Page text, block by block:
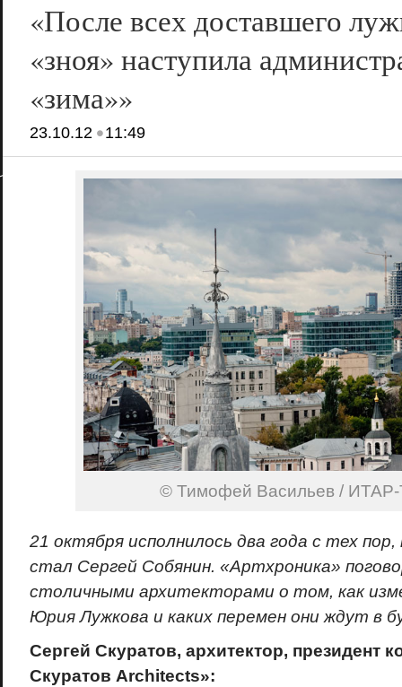
«После всех доставшего
«зноя» наступила
«зима»»
23.10.12•11:49
© Тимофей Васильев /
21 октября исполнилось два года с тех
стал Сергей Собянин. «Артхроника»
столичными архитекторами о том, как
Юрия Лужкова и каких перемен они ждут в
Сергей Скуратов, архитектор, президент
Скуратов Architects»: